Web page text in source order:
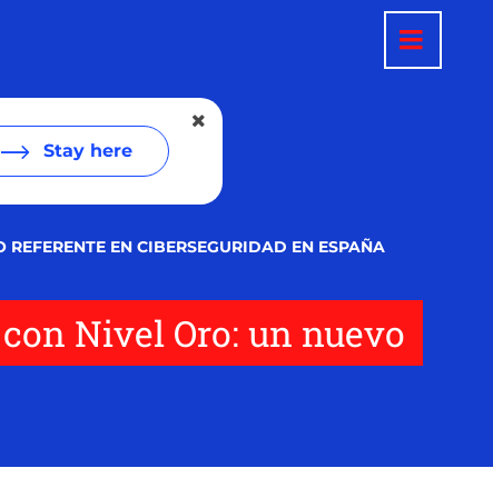
Stay here
EN CIBERSEGURIDAD EN ESPAÑA
Nivel Oro: un nuevo